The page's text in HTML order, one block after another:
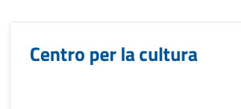
Centro per la cultura